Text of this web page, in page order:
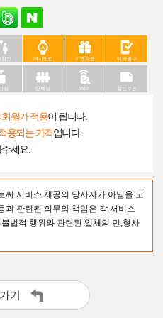
할인 24시영업 이벤트중 예약필수
실 단체실 Wi-fi 할인쿠폰
원가 적용이 됩니다.
용되는 가격입니다.
세요.
서비스 제공의 당사자가 아님을 고
과 관련된 의무와 책임은 각 서비스
법적 행위와 관련된 일체의 민,형사
기